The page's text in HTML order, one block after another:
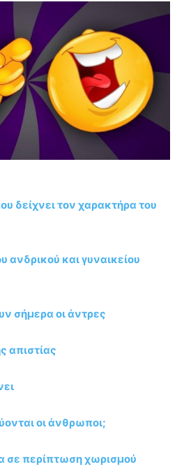
δείχνει τον χαρακτήρα του
ανδρικού και γυναικείου
σήμερα οι άντρες
απιστίας
οι άνθρωποι;
σε περίπτωση χωρισμού